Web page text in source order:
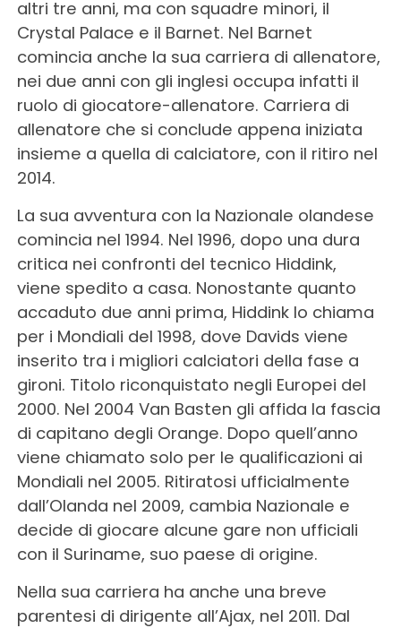
altri tre anni, ma con squadre minori, il
Crystal Palace e il Barnet. Nel Barnet
comincia anche la sua carriera di allenatore,
nei due anni con gli inglesi occupa infatti il
ruolo di giocatore-allenatore. Carriera di
allenatore che si conclude appena iniziata
insieme a quella di calciatore, con il ritiro nel
2014.
La sua avventura con la Nazionale olandese
comincia nel 1994. Nel 1996, dopo una dura
critica nei confronti del tecnico Hiddink,
viene spedito a casa. Nonostante quanto
accaduto due anni prima, Hiddink lo chiama
per i Mondiali del 1998, dove Davids viene
inserito tra i migliori calciatori della fase a
gironi. Titolo riconquistato negli Europei del
2000. Nel 2004 Van Basten gli affida la fascia
di capitano degli Orange. Dopo quell’anno
viene chiamato solo per le qualificazioni ai
Mondiali nel 2005. Ritiratosi ufficialmente
dall’Olanda nel 2009, cambia Nazionale e
decide di giocare alcune gare non ufficiali
con il Suriname, suo paese di origine.
Nella sua carriera ha anche una breve
parentesi di dirigente all’Ajax, nel 2011. Dal